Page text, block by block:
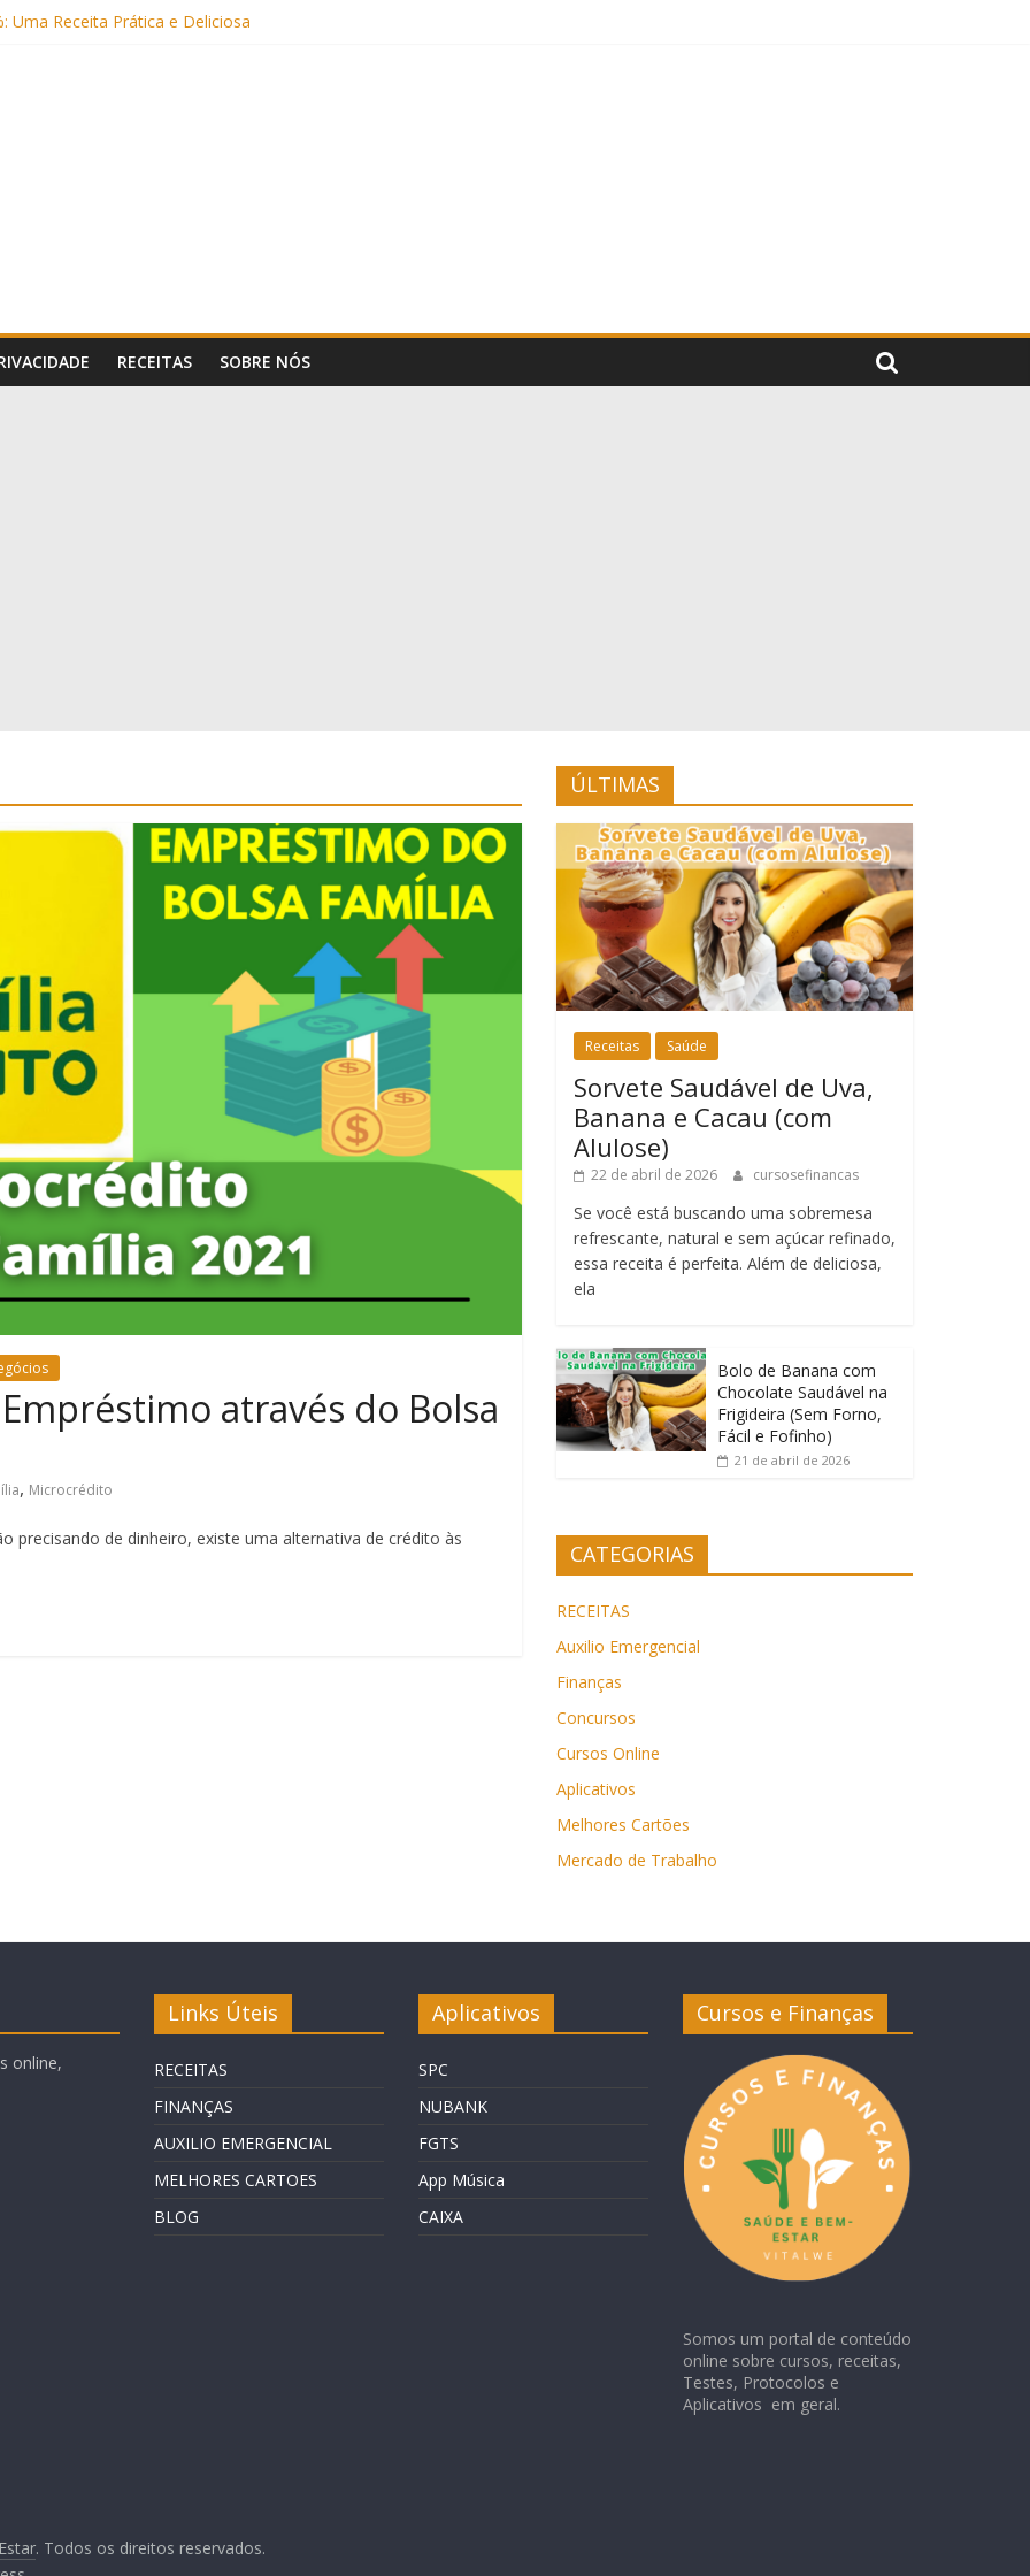
Uma Receita Prática e Deliciosa
e Boa para o Intestino
Alulose)
(Sem Forno, Fácil e Fofinho)
RECEITAS SOBRE NÓS
através do Bolsa
, Microcrédito
precisando de dinheiro, existe uma alternativa de crédito às
ÚLTIMAS
Receitas Saúde
Sorvete Saudável de Uva,
Banana e Cacau (com
Alulose)
22 de abril de 2026 cursosefinancas
Se você está buscando uma sobremesa
refrescante, natural e sem açúcar refinado,
essa receita é perfeita. Além de deliciosa,
ela
Bolo de Banana com
Chocolate Saudável na
Frigideira (Sem Forno,
Fácil e Fofinho)
21 de abril de 2026
CATEGORIAS
RECEITAS
Auxilio Emergencial
Finanças
Concursos
Cursos Online
Aplicativos
Melhores Cartões
Mercado de Trabalho
online,
Links Úteis
RECEITAS
FINANÇAS
AUXILIO EMERGENCIAL
MELHORES CARTOES
BLOG
Aplicativos
SPC
NUBANK
FGTS
App Música
CAIXA
Cursos e Finanças
Somos um portal de conteúdo
online sobre cursos, receitas,
Testes, Protocolos e
Aplicativos em geral.
. Todos os direitos reservados.